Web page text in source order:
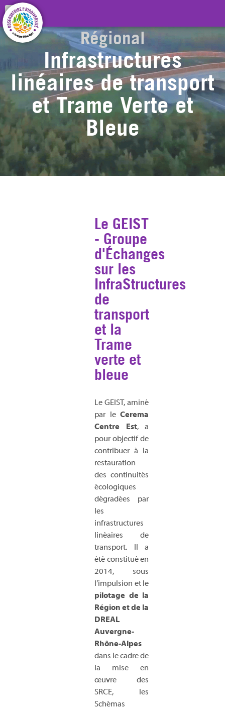
Centre de Ressources
Régional
Infrastructures
linéaires de transport
et Trame Verte et
Bleue
Le GEIST
- Groupe
d'Échanges
sur les
InfraStructures
de
transport
et la
Trame
verte et
bleue
Le GEIST, aminé
par le Cerema
Centre Est, a
pour objectif de
contribuer à la
restauration
des continuités
écologiques
dégradées par
les
infrastructures
linéaires de
transport. Il a
été constitué en
2014, sous
l’impulsion et le
pilotage de la
Région et de la
DREAL
Auvergne-
Rhône-Alpes
dans le cadre de
la mise en
œuvre des
SRCE, les
Schémas